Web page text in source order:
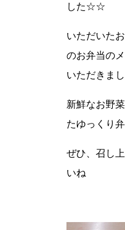
した☆☆
いただいた
のお弁当の
いただきまし
新鮮なお野
たゆっくり
ぜひ、召し
いね